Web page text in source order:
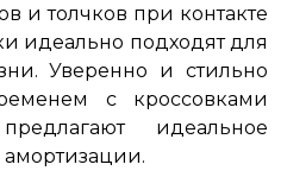
и толчков при контакте
идеально подходят для
Уверенно и стильно
с кроссовками
идеальное